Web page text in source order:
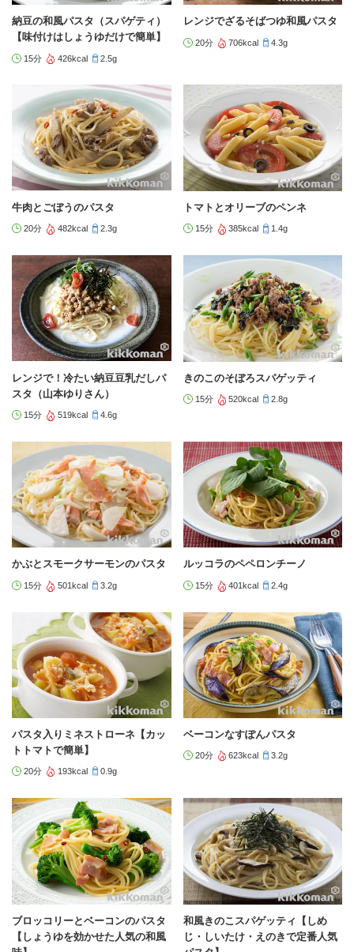
納豆の和風パスタ（スパゲティ）
【味付けはしょうゆだけで簡単】
15分 426kcal 2.5g
レンジでざるそばつゆ和風パスタ
20分 706kcal 4.3g
牛肉とごぼうのパスタ
20分 482kcal 2.3g
トマトとオリーブのペンネ
15分 385kcal 1.4g
レンジで！冷たい納豆豆乳だしパ
スタ（山本ゆりさん）
15分 519kcal 4.6g
きのこのそぼろスパゲッティ
15分 520kcal 2.8g
かぶとスモークサーモンのパスタ
15分 501kcal 3.2g
ルッコラのペペロンチーノ
15分 401kcal 2.4g
パスタ入りミネストローネ【カッ
トトマトで簡単】
20分 193kcal 0.9g
ベーコンなすぽんパスタ
20分 623kcal 3.2g
ブロッコリーとベーコンのパスタ
【しょうゆを効かせた人気の和風
和風きのこスパゲッティ【しめ
じ・しいたけ・えのきで定番人気